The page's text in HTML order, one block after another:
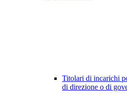
Titolari di incarichi
di direzione o di